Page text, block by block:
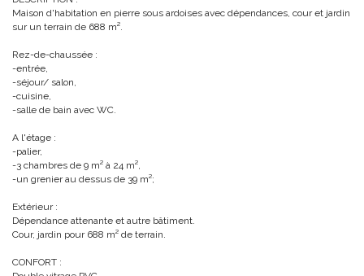
Maison d'habitation en pierre sous ardoises avec dépendances, cour et jardin
sur un terrain de 688 m².
Rez-de-chaussée :
-entrée,
-séjour/ salon,
-cuisine,
-salle de bain avec WC.
A l'étage :
-palier,
-3 chambres de 9 m² à 24 m²,
-un grenier au dessus de 39 m²;
Extérieur :
Dépendance attenante et autre bâtiment.
Cour, jardin pour 688 m² de terrain.
CONFORT :